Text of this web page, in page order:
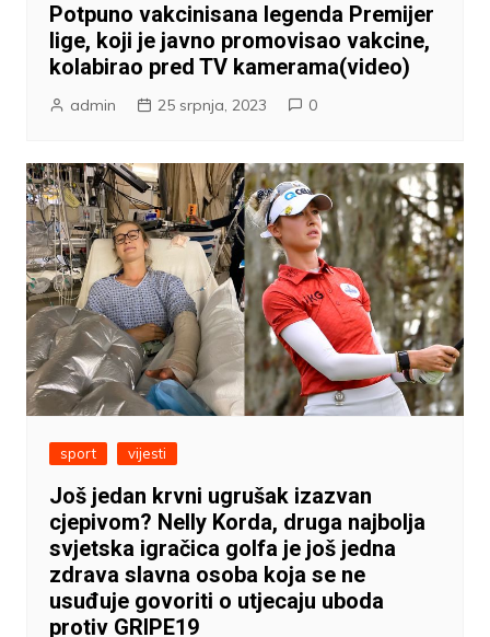
Potpuno vakcinisana legenda Premijer
lige, koji je javno promovisao vakcine,
kolabirao pred TV kamerama(video)
admin 25 srpnja, 2023 0
sport vijesti
Još jedan krvni ugrušak izazvan
cjepivom? Nelly Korda, druga najbolja
svjetska igračica golfa je još jedna
zdrava slavna osoba koja se ne
usuđuje govoriti o utjecaju uboda
protiv GRIPE19